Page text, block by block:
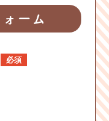
必須